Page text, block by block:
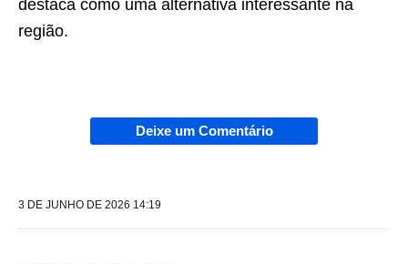
destaca como uma alternativa interessante na
região.
Deixe um Comentário
3 DE JUNHO DE 2026 14:19